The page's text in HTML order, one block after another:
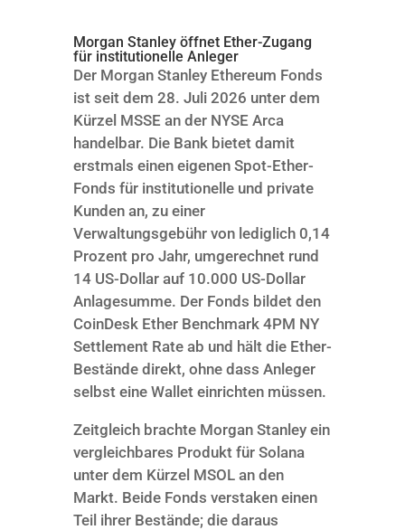
Morgan Stanley öffnet Ether-Zugang
für institutionelle Anleger
Der Morgan Stanley Ethereum Fonds
ist seit dem 28. Juli 2026 unter dem
Kürzel MSSE an der NYSE Arca
handelbar. Die Bank bietet damit
erstmals einen eigenen Spot-Ether-
Fonds für institutionelle und private
Kunden an, zu einer
Verwaltungsgebühr von lediglich 0,14
Prozent pro Jahr, umgerechnet rund
14 US-Dollar auf 10.000 US-Dollar
Anlagesumme. Der Fonds bildet den
CoinDesk Ether Benchmark 4PM NY
Settlement Rate ab und hält die Ether-
Bestände direkt, ohne dass Anleger
selbst eine Wallet einrichten müssen.
Zeitgleich brachte Morgan Stanley ein
vergleichbares Produkt für Solana
unter dem Kürzel MSOL an den
Markt. Beide Fonds verstaken einen
Teil ihrer Bestände; die daraus